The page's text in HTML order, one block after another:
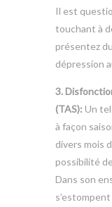
Il est
touchant à
présentez
dépression
3.
(TAS): Un
à façon
divers mois
possibilité
Dans son
s’estompent